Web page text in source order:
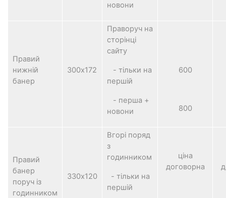
новони
Правий
нижній
банер
300х172
Праворуч на
сторінці
сайту
- тільки на
першій
- перша +
новони
600
800
Правий
банер
поруч із
годинником
330х120
Вгорі поряд
з
годинником
- тільки на
першій
ціна
договорна